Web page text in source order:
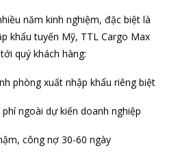
năm kinh nghiệm, đặc biệt là
khẩu tuyến Mỹ, TTL Cargo Max
quý khách hàng:
phòng xuất nhập khẩu riêng biệt
ngoài dự kiến doanh nghiệp
công nợ 30-60 ngày